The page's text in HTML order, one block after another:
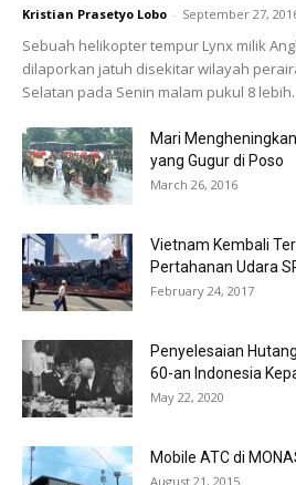
Kristian Prasetyo Lobo - September 27,
Sebuah helikopter tempur Lynx milik
dilaporkan jatuh disekitar wilayah
Selatan pada Senin malam pukul 8
Mari
yang Gugur di Poso
March 26, 2016
Vietnam Kembali
Pertahanan Udara
February 24, 2017
Penyelesaian
60-an Indonesia
May 22, 2020
Mobile ATC di
August 21, 2015